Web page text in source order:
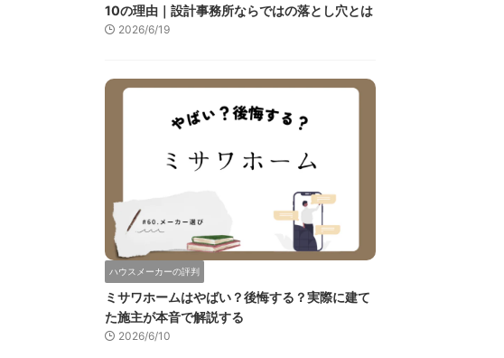
10の理由｜設計事務所ならではの落とし穴とは
2026/6/19
ハウスメーカーの評判
ミサワホームはやばい？後悔する？実際に建て
た施主が本音で解説する
2026/6/10